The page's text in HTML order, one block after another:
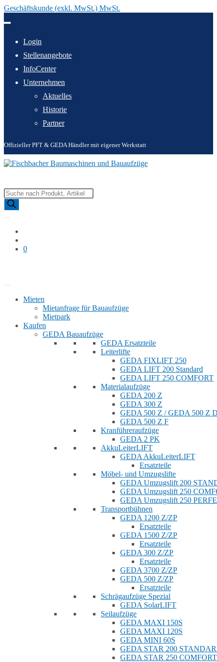
Geschäftskunde (exkl. MwSt.) MwSt.
Inhalt
Login
Stellenangebote
InfoCenter
Unternehmen
Aktuelles
Historie
Partner
Offizieller PFT & GEDA Händler mit eigener Werkstatt
Products
search
0
Mieten
Mietanfrage für Bauaufzüge
Mietpark
Kaufen
GEDA Bauaufzüge
GEDA Ersatzteile
Leiterlifte
GEDA FIXLIFT 250
GEDA LIFT 200 Standard
GEDA LIFT 250 COMFORT
Materialaufzüge
GEDA 200 Z
GEDA 300 Z
GEDA 500 Z / GEDA 500 Z
GEDA 500 Z F
Kranführeraufzüge
GEDA 2 PK
AkkuLeiterLIFT
GEDA AkkuLeiterLIFT
Ersatzteile
Möbel- und Umzugslifte
GEDA Umzugslift 200
GEDA Umzugslift 250
GEDA Umzugslift 250
Transportbühnen
GEDA 1200 Z/ZP
Ersatzteile
GEDA 1500 Z/ZP
Ersatzteile
GEDA 300 Z/ZP
Ersatzteile
GEDA 3700 Z/ZP
GEDA 500 Z/ZP
Ersatzteile
Schrägaufzüge Spezial
GEDA SolarLIFT
Seilaufzüge
GEDA MAXI 150S
GEDA MAXI 120S
GEDA MINI 60S
GEDA STAR 200
GEDA STAR 250 COMFORT